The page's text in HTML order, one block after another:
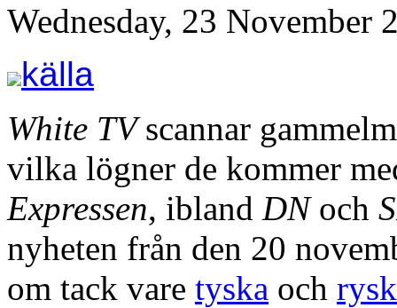
Wednesday, 23 November
källa
White TVscannar
vilka lögner de kommer
Expressen, ibland DNoch
nyheten från den 20
om tack vare tyska och